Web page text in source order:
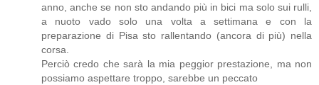
anno, anche se non sto andando più in bici ma solo sui rulli,
a nuoto vado solo una volta a settimana e con la
preparazione di Pisa sto rallentando (ancora di più) nella
corsa.
Perciò credo che sarà la mia peggior prestazione, ma non
possiamo aspettare troppo, sarebbe un peccato